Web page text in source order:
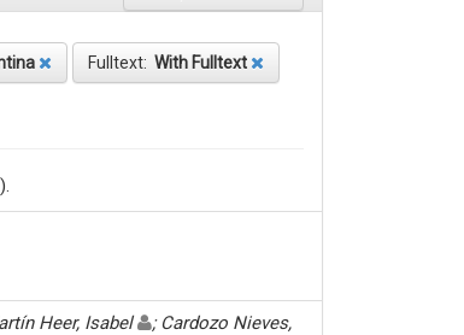
Fulltext: With Fulltext
Heer, Isabel
; Cardozo Nieves,